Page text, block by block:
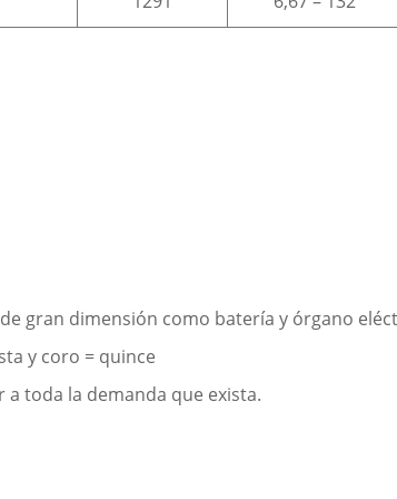
gran dimensión como batería y órgano
y coro = quince
toda la demanda que exista.